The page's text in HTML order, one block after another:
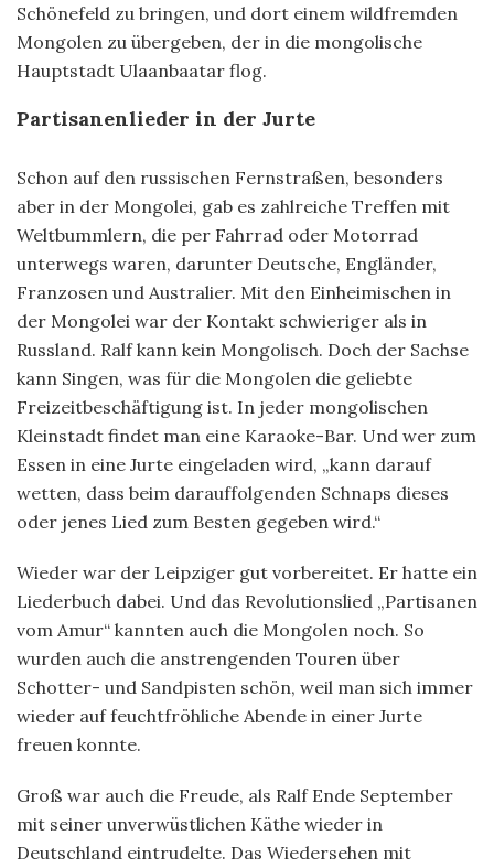
Schönefeld zu bringen, und dort einem wildfremden
Mongolen zu übergeben, der in die mongolische
Hauptstadt Ulaanbaatar flog.
Partisanenlieder in der Jurte
Schon auf den russischen Fernstraßen, besonders
aber in der Mongolei, gab es zahlreiche Treffen mit
Weltbummlern, die per Fahrrad oder Motorrad
unterwegs waren, darunter Deutsche, Engländer,
Franzosen und Australier. Mit den Einheimischen in
der Mongolei war der Kontakt schwieriger als in
Russland. Ralf kann kein Mongolisch. Doch der Sachse
kann Singen, was für die Mongolen die geliebte
Freizeitbeschäftigung ist. In jeder mongolischen
Kleinstadt findet man eine Karaoke-Bar. Und wer zum
Essen in eine Jurte eingeladen wird, „kann darauf
wetten, dass beim darauffolgenden Schnaps dieses
oder jenes Lied zum Besten gegeben wird.“
Wieder war der Leipziger gut vorbereitet. Er hatte ein
Liederbuch dabei. Und das Revolutionslied „Partisanen
vom Amur“ kannten auch die Mongolen noch. So
wurden auch die anstrengenden Touren über
Schotter- und Sandpisten schön, weil man sich immer
wieder auf feuchtfröhliche Abende in einer Jurte
freuen konnte.
Groß war auch die Freude, als Ralf Ende September
mit seiner unverwüstlichen Käthe wieder in
Deutschland eintrudelte. Das Wiedersehen mit